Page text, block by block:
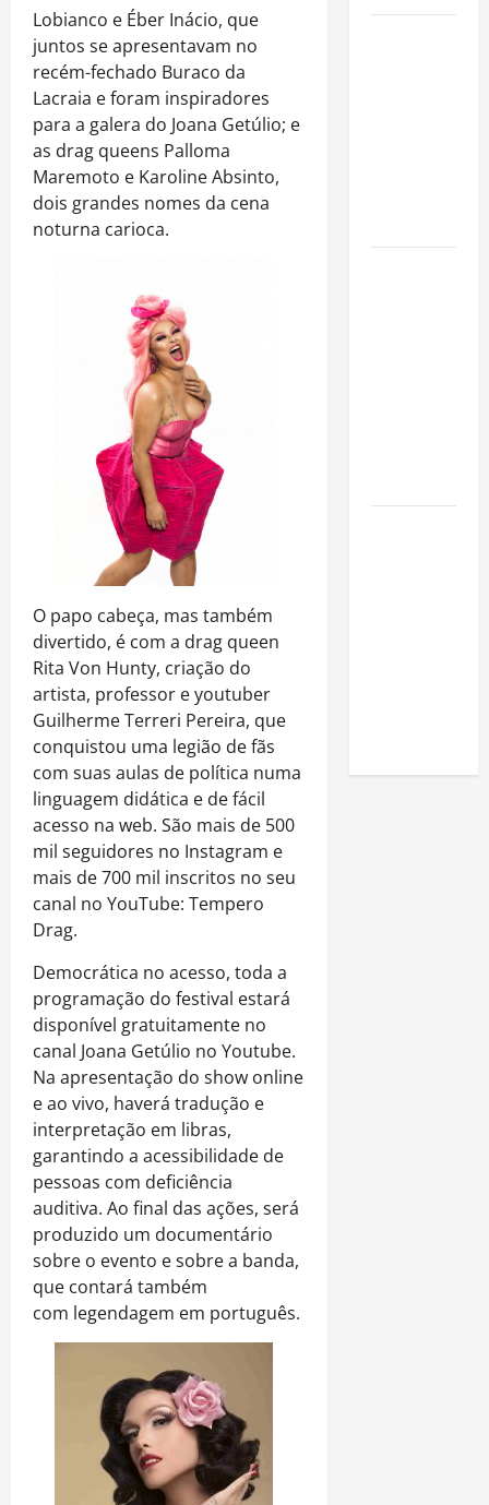
Lobianco e Éber Inácio, que
juntos se apresentavam no
recém-fechado Buraco da
Lacraia e foram inspiradores
para a galera do Joana Getúlio; e
as drag queens Palloma
Maremoto e Karoline Absinto,
dois grandes nomes da cena
noturna carioca.
O papo cabeça, mas também
divertido, é com a drag queen
Rita Von Hunty, criação do
artista, professor e youtuber
Guilherme Terreri Pereira, que
conquistou uma legião de fãs
com suas aulas de política numa
linguagem didática e de fácil
acesso na web. São mais de 500
mil seguidores no Instagram e
mais de 700 mil inscritos no seu
canal no YouTube: Tempero
Drag.
Democrática no acesso, toda a
programação do festival estará
disponível gratuitamente no
canal Joana Getúlio no Youtube.
Na apresentação do show online
e ao vivo, haverá tradução e
interpretação em libras,
garantindo a acessibilidade de
pessoas com deficiência
auditiva. Ao final das ações, será
produzido um documentário
sobre o evento e sobre a banda,
que contará também
com legendagem em português.